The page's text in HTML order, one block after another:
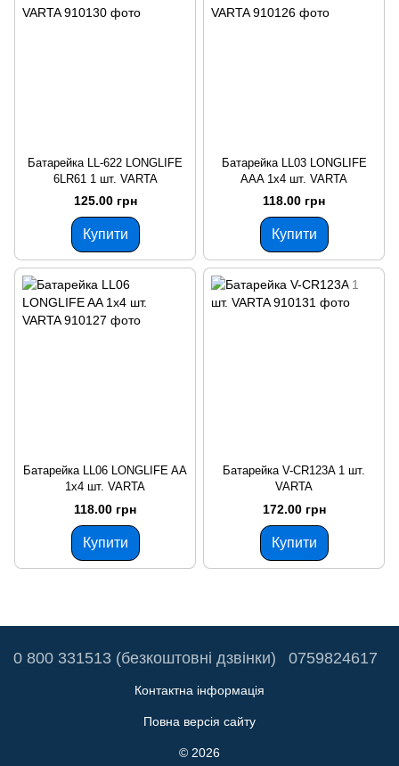
Батарейка LL-622 LONGLIFE
6LR61 1 шт. VARTA
125.00 грн
Купити
Батарейка LL03 LONGLIFE
AAA 1x4 шт. VARTA
118.00 грн
Купити
Батарейка LL06 LONGLIFE AA
1x4 шт. VARTA
118.00 грн
Купити
Батарейка V-CR123A 1 шт.
VARTA
172.00 грн
Купити
0 800 331513 (безкоштовні дзвінки) 0759824617
Контактна інформація
Повна версія сайту
© 2026